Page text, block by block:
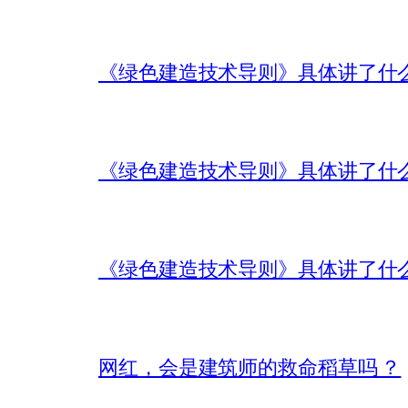
《绿色建造技术导则》具体讲了什
《绿色建造技术导则》具体讲了什
《绿色建造技术导则》具体讲了什
网红，会是建筑师的救命稻草吗 ？